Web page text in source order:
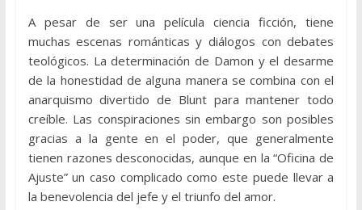
A pesar de ser una película ciencia ficción, tiene
muchas escenas románticas y diálogos con debates
teológicos. La determinación de Damon y el desarme
de la honestidad de alguna manera se combina con el
anarquismo divertido de Blunt para mantener todo
creíble. Las conspiraciones sin embargo son posibles
gracias a la gente en el poder, que generalmente
tienen razones desconocidas, aunque en la “Oficina de
Ajuste” un caso complicado como este puede llevar a
la benevolencia del jefe y el triunfo del amor.